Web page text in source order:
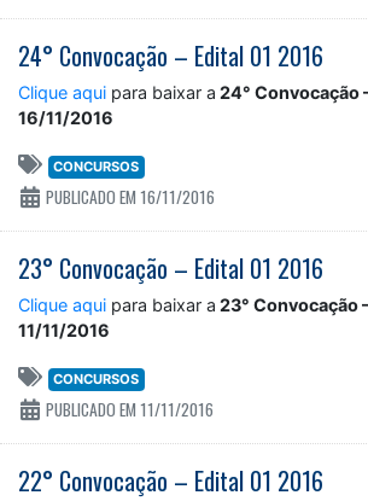
24° Convocação – Edital 01 2016
Clique aqui para baixar a 24° Convocação
16/11/2016
CONCURSOS
PUBLICADO EM 16/11/2016
23° Convocação – Edital 01 2016
Clique aqui para baixar a 23° Convocação
11/11/2016
CONCURSOS
PUBLICADO EM 11/11/2016
22° Convocação – Edital 01 2016